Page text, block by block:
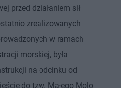
przed działaniem sił
zrealizowanych
w ramach
morskiej, była
na odcinku od
do tzw. Małego Molo